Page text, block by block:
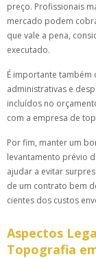
preço. Profissionais
mercado podem
que vale a pena,
executado.
É importante também
administrativas e
incluídos no
com a empresa de
Por fim, manter um
levantamento prévio
ajudar a evitar
de um contrato bem
cientes dos custos
Aspectos
Topografia